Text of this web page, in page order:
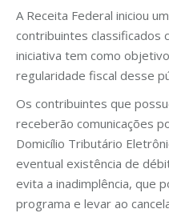
A Receita Federal iniciou
contribuintes classificados
iniciativa tem como
regularidade fiscal desse
Os contribuintes que
receberão comunicações
Domicílio Tributário
eventual existência de
evita a inadimplência, que
programa e levar ao